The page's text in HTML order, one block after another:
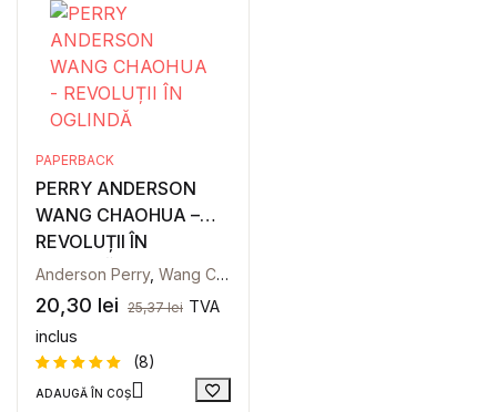
PAPERBACK
PERRY ANDERSON
WANG CHAOHUA –
REVOLUȚII ÎN
OGLINDĂ
Anderson Perry, Wang Chaohua
20,30 lei 25,37lei TVA
inclus
Evaluat la
8
(8)
ADAUGĂ ÎN COȘ